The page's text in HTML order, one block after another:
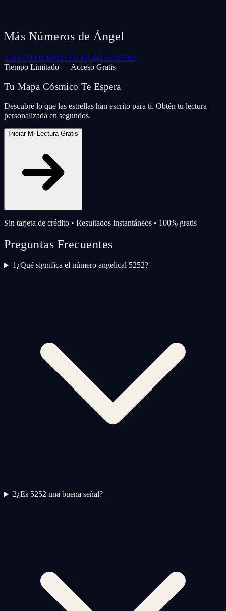
Más Números de Ángel
336977000106111123143144155187202
Tiempo Limitado — Acceso Gratis
Tu Mapa Cósmico Te Espera
Descubre lo que las estrellas han escrito para ti. Obtén tu lectura
personalizada en segundos.
Iniciar Mi Lectura Gratis
Sin tarjeta de crédito • Resultados instantáneos • 100% gratis
Preguntas Frecuentes
1¿Qué significa el número angelical 5252?
2¿Es 5252 una buena señal?